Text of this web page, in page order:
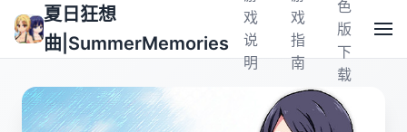
夏日狂想
曲|SummerMemories
戏
说
明
戏
指
南
色
版
下
载